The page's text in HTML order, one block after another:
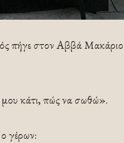
πήγε στον Αββά Μακάριο
κάτι, πώς να σωθώ».
γέρων: